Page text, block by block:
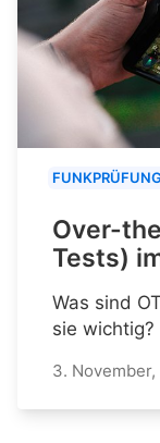
Over-
Tests)
Was sind
sie wichtig?
3. November,